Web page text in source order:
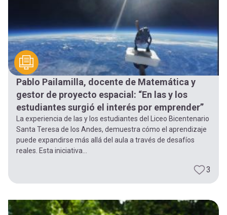
Pablo Pailamilla, docente de Matemática y
gestor de proyecto espacial: “En las y los
estudiantes surgió el interés por emprender”
La experiencia de las y los estudiantes del Liceo Bicentenario
Santa Teresa de los Andes, demuestra cómo el aprendizaje
puede expandirse más allá del aula a través de desafíos
reales. Esta iniciativa...
3